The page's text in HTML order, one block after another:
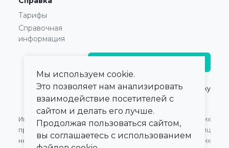
Тарифы
Справочная
информация
© 2021 — 2026,ПроКлинику
Информация,
представленная на сайте,
не может быть
Оферта для Юридических
лиц
Оферта для Физических
Мы используем cookie.
Это позволяет нам анализировать
взаимодействие посетителей с
сайтом и делать его лучше.
Продолжая пользоваться сайтом,
вы соглашаетесь с использованием